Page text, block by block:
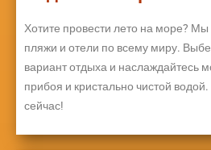
Хотите провести лето на море?
пляжи и отели по всему миру.
вариант отдыха и наслаждайтесь
прибоя и кристально чистой
сейчас!